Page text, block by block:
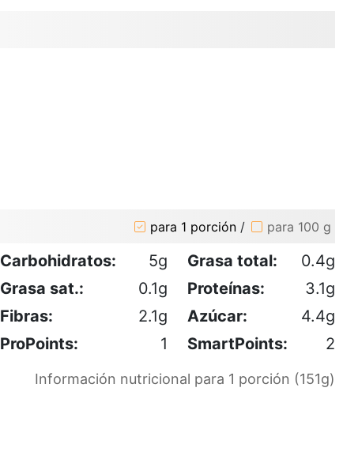
para 1 porción / para 100 g
Carbohidratos: 5g Grasa total:
0.4g
Grasa sat.:
0.1g Proteínas:
3.1g
Fibras:
2.1g Azúcar:
4.4g
ProPoints:
1 SmartPoints: 2
Información nutricional para 1 porción (151g)